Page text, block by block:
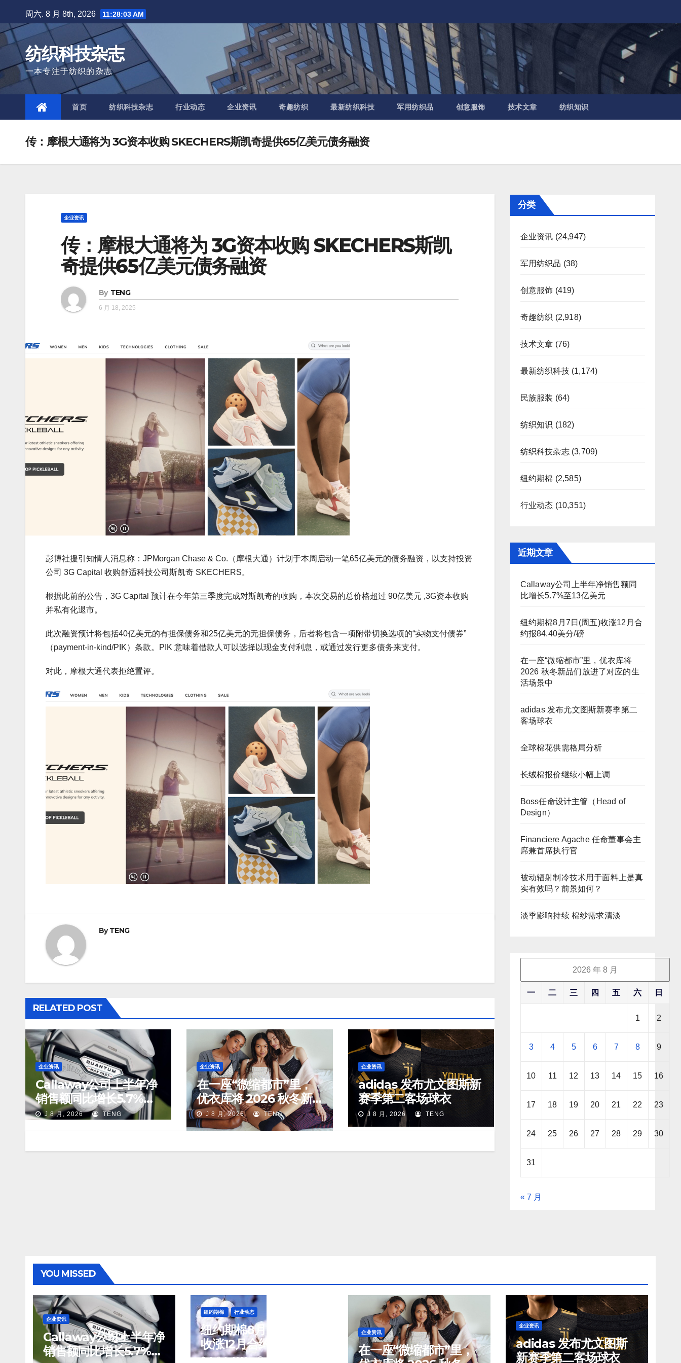
to
content
周六. 8 月 8th, 2026 11:28:04 AM
纺织科技杂志
一本专注于纺织的杂志
首页 纺织科技杂志 行业动态 企业资讯 奇趣纺织 最新纺织科技 军用纺织品 创意服饰 技术文章 纺织知识
传：摩根大通将为 3G资本收购 SKECHERS斯凯奇提供65亿美元债务融资
企业资讯
传：摩根大通将为 3G资本收购 SKECHERS斯凯
奇提供65亿美元债务融资
By TENG
6 月 18, 2025
彭博社援引知情人消息称：JPMorgan Chase & Co.（摩根大通）计划于本周启动一笔65亿美元的债务融资，以支持投资
公司 3G Capital 收购舒适科技公司斯凯奇 SKECHERS。
根据此前的公告，3G Capital 预计在今年第三季度完成对斯凯奇的收购，本次交易的总价格超过 90亿美元 ,3G资本收购
并私有化退市。
此次融资预计将包括40亿美元的有担保债务和25亿美元的无担保债务，后者将包含一项附带切换选项的“实物支付债券”
（payment-in-kind/PIK）条款。PIK 意味着借款人可以选择以现金支付利息，或通过发行更多债务来支付。
对此，摩根大通代表拒绝置评。
ByTENG
RELATED POST
企业资讯
Callaway公司上半年净
销售额同比增长5.7%至
13亿美元
J 8 月, 2026 TENG
企业资讯
在一座“微缩都市”里，
优衣库将 2026 秋冬新
品们放进了对应的生活
场景中
J 8 月, 2026 TENG
企业资讯
adidas 发布尤文图斯新
赛季第二客场球衣
J 8 月, 2026 TENG
分类
企业资讯 (24,947)
军用纺织品 (38)
创意服饰 (419)
奇趣纺织 (2,918)
技术文章 (76)
最新纺织科技(1,174)
民族服装 (64)
纺织知识 (182)
纺织科技杂志(3,709)
纽约期棉 (2,585)
行业动态 (10,351)
近期文章
Callaway公司上半年净销售额同
比增长5.7%至13亿美元
纽约期棉8月7日(周五)收涨12月合
约报84.40美分/磅
在一座“微缩都市”里，优衣库将
2026 秋冬新品们放进了对应的生
活场景中
adidas 发布尤文图斯新赛季第二
客场球衣
全球棉花供需格局分析
长绒棉报价继续小幅上调
Boss任命设计主管（Head of
Design）
Financiere Agache 任命董事会主
席兼首席执行官
被动辐射制冷技术用于面料上是真
实有效吗？前景如何？
淡季影响持续 棉纱需求清淡
2026 年 8 月
一 二 三 四 五 六 日
1 2
3 4 5 6 7 8 9
10 11 12 13 14 15 16
17 18 19 20 21 22 23
24 25 26 27 28 29 30
31
« 7 月
YOU MISSED
企业资讯
Callaway公司上半年净
销售额同比增长5.7%至
纽约期棉 行业动态
纽约期棉8月7日(周五)
收涨12月合约报84.40
美分/磅
8 月 8, 2026 TENG
企业资讯
在一座“微缩都市”里，
企业资讯
adidas 发布尤文图斯
新赛季第二客场球衣